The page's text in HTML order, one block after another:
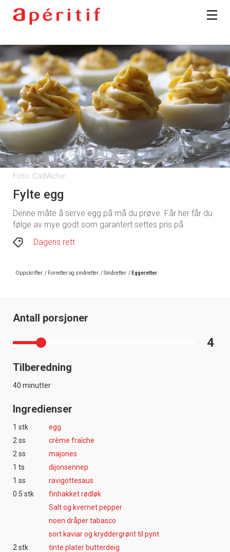
Foto: CatMiche
Fylte egg
Denne måte å serve egg på må du prøve. Får her får du
følge av mye godt som garantert settes pris på.
Dagens rett
Oppskrifter / Forretter og småretter /Småretter / Eggeretter
Antall porsjoner
4
Tilberedning
40 minutter
Ingredienser
1 stk
egg
2 ss
crème fraîche
2 ss
majones
1 ts
dijonsennep
1 ss
ravigottesaus
0.5 stk
finhakket rødløk
Salt og kvernet pepper
noen dråper tabasco
sort kaviar og kryddergrønt til pynt
2 stk
tinte plater butterdeig